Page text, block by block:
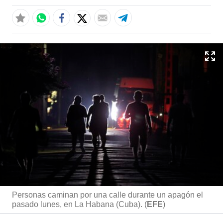
Personas caminan por una calle durante un apagón el
pasado lunes, en La Habana (Cuba). (EFE)